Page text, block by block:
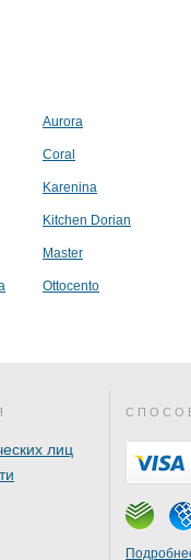
Aurora
Coral
Karenina
Kitchen Dorian
Master
Ottocento
лиц